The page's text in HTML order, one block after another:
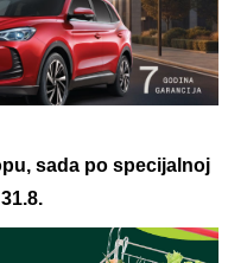
sada po specijalnoj